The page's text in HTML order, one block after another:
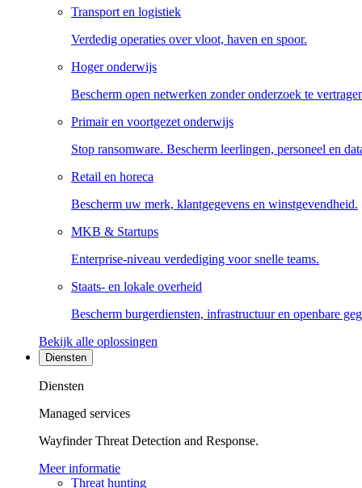
Transport en logistiek
Verdedig operaties over vloot, haven en spoor.
Hoger onderwijs
Bescherm open netwerken zonder onderzoek te
Primair en voortgezet onderwijs
Stop ransomware. Bescherm leerlingen, personeel en
Retail en horeca
Bescherm uw merk, klantgegevens en winstgevendheid.
MKB & Startups
Enterprise-niveau verdediging voor snelle teams.
Staats- en lokale overheid
Bescherm burgerdiensten, infrastructuur en openbare
Bekijk alle oplossingen
Diensten
Diensten
Managed services
Wayfinder Threat Detection and Response.
Meer informatie
Threat hunting